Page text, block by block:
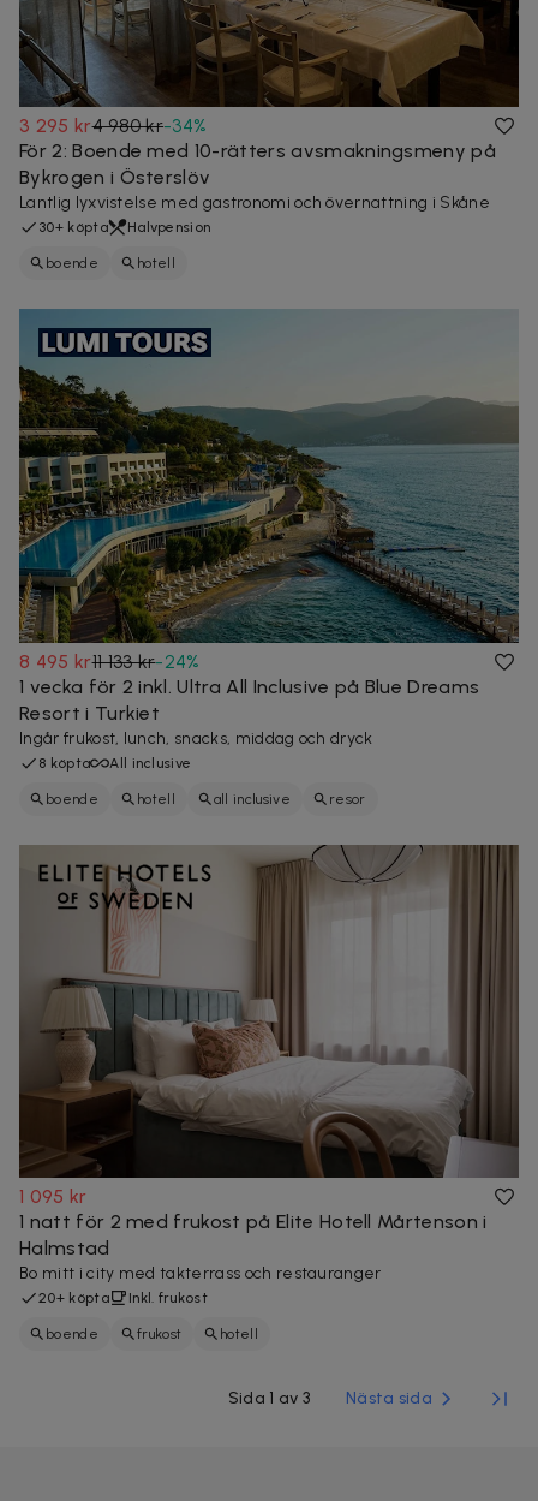
3 295 kr4 980 kr-34%
För 2: Boende med 10-rätters avsmakningsmeny på
Bykrogen i Österslöv
Lantlig lyxvistelse med gastronomi och övernattning i Skåne
30+ köpta Halvpension
boende hotell
8 495 kr11 133 kr-24%
1 vecka för 2 inkl. Ultra All Inclusive på Blue Dreams
Resort i Turkiet
Ingår frukost, lunch, snacks, middag och dryck
8 köpta All inclusive
boende hotell all inclusive resor
1 095 kr
1 natt för 2 med frukost på Elite Hotell Mårtenson i
Halmstad
Bo mitt i city med takterrass och restauranger
20+ köpta Inkl. frukost
boende frukost hotell
Sida 1 av 3 Nästa sida